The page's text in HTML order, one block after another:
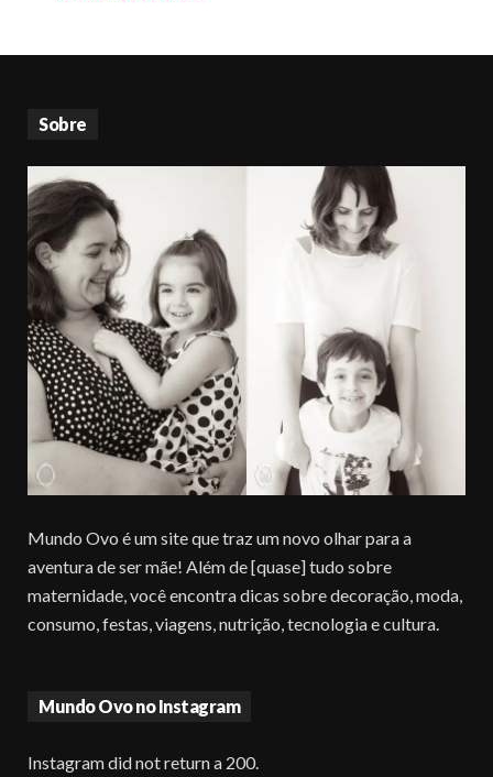
Sobre
Mundo Ovo é um site que traz um novo olhar para a
aventura de ser mãe! Além de [quase] tudo sobre
maternidade, você encontra dicas sobre decoração, moda,
consumo, festas, viagens, nutrição, tecnologia e cultura.
Mundo Ovo no Instagram
Instagram did not return a 200.